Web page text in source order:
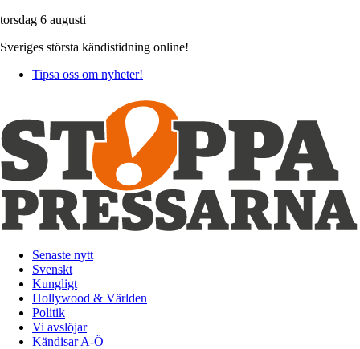
torsdag 6 augusti
Sveriges största kändistidning online!
Tipsa oss om nyheter!
Senaste nytt
Svenskt
Kungligt
Hollywood & Världen
Politik
Vi avslöjar
Kändisar A-Ö